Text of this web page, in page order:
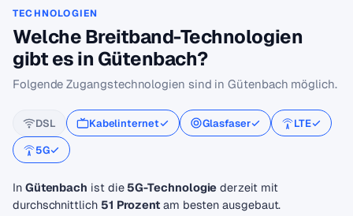
TECHNOLOGIEN
Welche Breitband-Technologien
gibt es in Gütenbach?
Folgende Zugangstechnologien sind in Gütenbach möglich.
DSL Kabelinternet Glasfaser
LTE
5G
In Gütenbach ist die 5G-Technologie derzeit mit
durchschnittlich 51 Prozentam besten ausgebaut.